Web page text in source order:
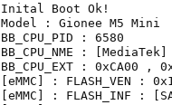
Inital Boot Ok!
Model : Gionee M5 Mini
BB_CPU_PID : 6580
BB_CPU_NME : [MediaTek]
BB_CPU_EXT : 0xCA00 ,
[eMMC] : FLASH_VEN :
[eMMC] : FLASH_INF :